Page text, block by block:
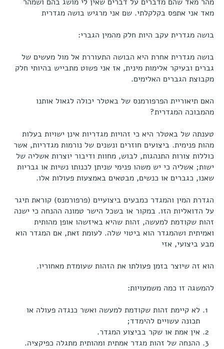
מאד אני אתפס בקלקלתי. שם אני מרגיש בושה מגדרית
בושה מגדרית עקב היות חלק מהמין הגברי:
בושה מגדרית אחרת היא הבושה התעוררת אל מול מעשים של
גברים ובעיקר אלימות מינית, אז אני פשוט מתבייש בהיותי חלק
מקבוצת הגברים האלימים.
האם תיאוריית הפרפורמנס של באטלר יכולה לגאול אותנו
מהמבוכה המגדרית?
טענתה של באטלר היא כי זהויות מגדריות אינן ישויות בעלות
מהות פנימית. ביצועים חוזרים ונשנים של נורמות מגדריות, אשר
כוללות צורות התנהגות, לבוש, מחוות ודיבור יוצרות אשליה של
ישות; אשליה כי יש משהו פנימי שניתן לכנותו נשיות או גבריות
שאנו, כגברים או כנשים, מבטאים באמצעות פעולות אלו.
הגדרת המין והמגדר כמבעים ביצועיים (פרפורמנס) קוראת תיגר
על הדואליות הזו. במקור או בשכל הישר טמונה ההנחה כי ישנה
זהות שקודמת למעשה, זהות שהיא באיזשהו אופן מהותית
ואמיתית ושהמגדר הוא ביטוי שלה. לעומת זאת, אם המגדר הוא
מבע ביצועי, אזי
הוא זה שיוצר בזמן פעולתו את הזהות שעומדת מאחוריו.
להמשגה זו כמה משמעויות:
לא קיימת זהות שקודמת למעשה ואשר כנגדה פעולה או
תכונה עשויים להימדד;
אין אמת או שקר בביצוע המגדר.
ההנחה של זהות מגדר אמתית ומהותית מתגלה כפיקציה.